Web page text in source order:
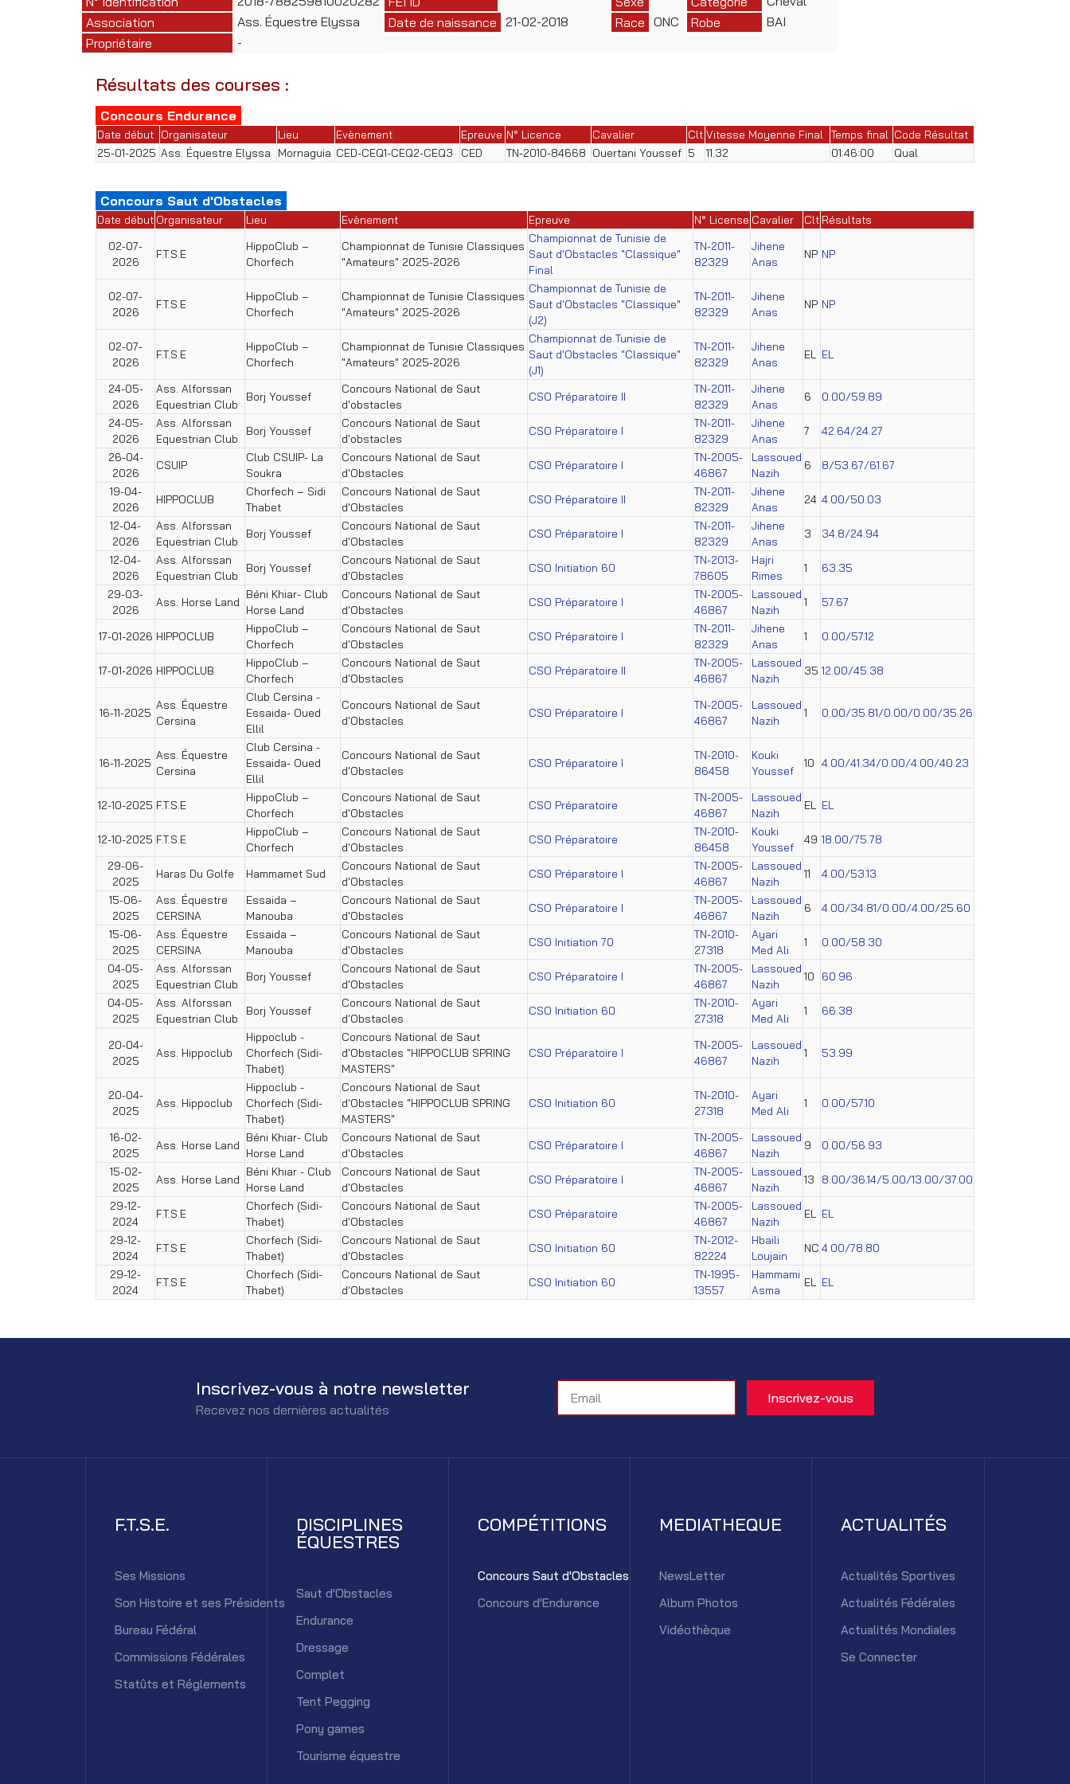
Association
Ass. Équestre Elyssa
Propriétaire
-
Date de naissance 21-02-2018
Race ONC
Robe
BAI
Résultats des courses :
Concours Endurance
Date début Organisateur Lieu Evènement Epreuve N° Licence Cavalier Clt Vitesse Moyenne Final Temps final
Code Résultat
25-01-2025 Ass. Équestre Elyssa Mornaguia CED-CEQ1-CEQ2-CEQ3 CED TN-2010-84668 Ouertani Youssef 5 11.32 01:46:00 Qual
Concours Saut d'Obstacles
Date début Organisateur Lieu Evènement Epreuve N° License Cavalier Clt Résultats
02-07-
2026
F.T.S.E
HippoClub –
Chorfech
Championnat de Tunisie Classiques
"Amateurs" 2025-2026
Championnat de Tunisie de
Saut d'Obstacles "Classique"
Final
TN-2011-
82329
Jihene
Anas
NP NP
02-07-
2026
F.T.S.E
HippoClub –
Chorfech
Championnat de Tunisie Classiques
"Amateurs" 2025-2026
Championnat de Tunisie de
Saut d'Obstacles "Classique"
(J2)
TN-2011-
82329
Jihene
Anas
NP NP
02-07-
2026
F.T.S.E
HippoClub –
Chorfech
Championnat de Tunisie Classiques
"Amateurs" 2025-2026
Championnat de Tunisie de
Saut d'Obstacles "Classique"
(J1)
TN-2011-
82329
Jihene
Anas
EL EL
24-05-
2026
Ass. Alforssan
Equestrian Club
Borj Youssef
Concours National de Saut
d'obstacles
CSO Préparatoire II
TN-2011-
82329
Jihene
Anas
6 0.00/59.89
24-05-
2026
Ass. Alforssan
Equestrian Club
Borj Youssef
Concours National de Saut
d'obstacles
CSO Préparatoire I
TN-2011-
82329
Jihene
Anas
7 42.64/24.27
26-04-
2026
CSUIP
Club CSUIP- La
Soukra
Concours National de Saut
d'Obstacles
CSO Préparatoire I
TN-2005-
46867
Lassoued
Nazih
6 8/53.67/61.67
19-04-
2026
HIPPOCLUB
Chorfech – Sidi
Thabet
Concours National de Saut
d'Obstacles
CSO Préparatoire II
TN-2011-
82329
Jihene
Anas
24 4.00/50.03
12-04-
2026
Ass. Alforssan
Equestrian Club
Borj Youssef
Concours National de Saut
d'Obstacles
CSO Préparatoire I
TN-2011-
82329
Jihene
Anas
3 34.8/24.94
12-04-
2026
Ass. Alforssan
Equestrian Club
Borj Youssef
Concours National de Saut
d'Obstacles
CSO Initiation 60
TN-2013-
78605
Hajri
Rimes
1 63.35
29-03-
2026
Ass. Horse Land
Béni Khiar- Club
Horse Land
Concours National de Saut
d'Obstacles
CSO Préparatoire I
TN-2005-
46867
Lassoued
Nazih
1 57.67
17-01-2026 HIPPOCLUB
HippoClub –
Chorfech
Concours National de Saut
d'Obstacles
CSO Préparatoire I
TN-2011-
82329
Jihene
Anas
1 0.00/57.12
17-01-2026 HIPPOCLUB
HippoClub –
Chorfech
Concours National de Saut
d'Obstacles
CSO Préparatoire II
TN-2005-
46867
Lassoued
Nazih
35 12.00/45.38
16-11-2025
Ass. Équestre
Cersina
Club Cersina -
Essaida- Oued
Ellil
Concours National de Saut
d'Obstacles
CSO Préparatoire I
TN-2005-
46867
Lassoued
Nazih
1 0.00/35.81/0.00/0.00/35.26
16-11-2025
Ass. Équestre
Cersina
Club Cersina -
Essaida- Oued
Ellil
Concours National de Saut
d'Obstacles
CSO Préparatoire I
TN-2010-
86458
Kouki
Youssef
10 4.00/41.34/0.00/4.00/40.23
12-10-2025 F.T.S.E
HippoClub –
Chorfech
Concours National de Saut
d'Obstacles
CSO Préparatoire
TN-2005-
46867
Lassoued
Nazih
EL EL
12-10-2025 F.T.S.E
HippoClub –
Chorfech
Concours National de Saut
d'Obstacles
CSO Préparatoire
TN-2010-
86458
Kouki
Youssef
49 18.00/75.78
29-06-
2025
Haras Du Golfe Hammamet Sud
Concours National de Saut
d'Obstacles
CSO Préparatoire I
TN-2005-
46867
Lassoued
Nazih
11 4.00/53.13
15-06-
2025
Ass. Équestre
CERSINA
Essaida –
Manouba
Concours National de Saut
d'Obstacles
CSO Préparatoire I
TN-2005-
46867
Lassoued
Nazih
6 4.00/34.81/0.00/4.00/25.60
15-06-
2025
Ass. Équestre
CERSINA
Essaida –
Manouba
Concours National de Saut
d'Obstacles
CSO Initiation 70
TN-2010-
27318
Ayari
Med Ali
1 0.00/58.30
04-05-
2025
Ass. Alforssan
Equestrian Club
Borj Youssef
Concours National de Saut
d'Obstacles
CSO Préparatoire I
TN-2005-
46867
Lassoued
Nazih
10 60.96
04-05-
2025
Ass. Alforssan
Equestrian Club
Borj Youssef
Concours National de Saut
d'Obstacles
CSO Initiation 60
TN-2010-
27318
Ayari
Med Ali
1 66.38
20-04-
2025
Ass. Hippoclub
Hippoclub -
Chorfech (Sidi-
Thabet)
Concours National de Saut
d'Obstacles "HIPPOCLUB SPRING
MASTERS"
CSO Préparatoire I
TN-2005-
46867
Lassoued
Nazih
1 53.99
20-04-
2025
Ass. Hippoclub
Hippoclub -
Chorfech (Sidi-
Thabet)
Concours National de Saut
d'Obstacles "HIPPOCLUB SPRING
MASTERS"
CSO Initiation 60
TN-2010-
27318
Ayari
Med Ali
1 0.00/57.10
16-02-
2025
Ass. Horse Land
Béni Khiar- Club
Horse Land
Concours National de Saut
d'Obstacles
CSO Préparatoire I
TN-2005-
46867
Lassoued
Nazih
9 0.00/56.93
15-02-
2025
Ass. Horse Land
Béni Khiar - Club
Horse Land
Concours National de Saut
d'Obstacles
CSO Préparatoire I
TN-2005-
46867
Lassoued
Nazih
13 8.00/36.14/5.00/13.00/37.00
29-12-
2024
F.T.S.E
Chorfech (Sidi-
Thabet)
Concours National de Saut
d'Obstacles
CSO Préparatoire
TN-2005-
46867
Lassoued
Nazih
EL EL
29-12-
2024
F.T.S.E
Chorfech (Sidi-
Thabet)
Concours National de Saut
d'Obstacles
CSO Initiation 60
TN-2012-
82224
Hbaili
Loujain
NC 4.00/78.80
29-12-
2024
F.T.S.E
Chorfech (Sidi-
Thabet)
Concours National de Saut
d'Obstacles
CSO Initiation 60
TN-1995-
13557
Hammami
Asma
EL EL
Inscrivez-vous à notre newsletter
Recevez nos dernières actualités
F.T.S.E.
Ses Missions
Son Histoire et ses Présidents
Bureau Fédéral
Commissions Fédérales
Statûts et Réglements
DISCIPLINES
ÉQUESTRES
Saut d'Obstacles
Endurance
Dressage
Complet
Tent Pegging
Pony games
Tourisme équestre
COMPÉTITIONS
Concours Saut d'Obstacles
Concours d'Endurance
MEDIATHEQUE
NewsLetter
Album Photos
Vidéothèque
ACTUALITÉS
Actualités Sportives
Actualités Fédérales
Actualités Mondiales
Se Connecter